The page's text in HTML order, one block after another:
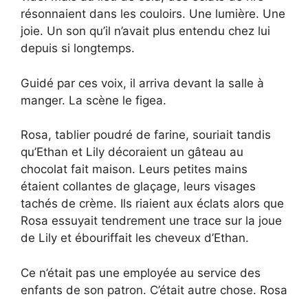
résonnaient dans les couloirs. Une lumière. Une
joie. Un son qu’il n’avait plus entendu chez lui
depuis si longtemps.
Guidé par ces voix, il arriva devant la salle à
manger. La scène le figea.
Rosa, tablier poudré de farine, souriait tandis
qu’Ethan et Lily décoraient un gâteau au
chocolat fait maison. Leurs petites mains
étaient collantes de glaçage, leurs visages
tachés de crème. Ils riaient aux éclats alors que
Rosa essuyait tendrement une trace sur la joue
de Lily et ébouriffait les cheveux d’Ethan.
Ce n’était pas une employée au service des
enfants de son patron. C’était autre chose. Rosa